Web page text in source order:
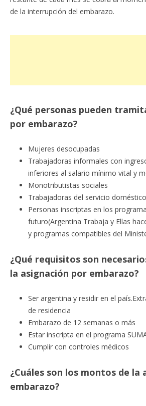
de la interrupción del embarazo.
¿Qué personas pueden
por embarazo?
Mujeres desocupadas
Trabajadoras informales con
inferiores al salario mínimo vital y
Monotributistas sociales
Trabajadoras del servicio doméstico
Personas inscriptas en los
futuro(Argentina Trabaja y Ellas
y programas compatibles del
¿Qué requisitos son
la asignación por embarazo?
Ser argentina y residir en el
de residencia
Embarazo de 12 semanas o más
Estar inscripta en el programa
Cumplir con controles médicos
¿Cuáles son los montos de la
embarazo?